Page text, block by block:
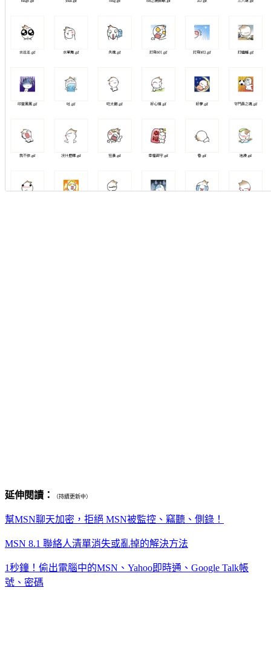
延伸閱讀： （持續更新中）
幫MSN聊天加密，拒絕 MSN被監控、竊聽、側錄！
MSN 8.1 聯絡人清單消失或亂掉的解決方法
1秒鐘！偷出電腦中的MSN、Yahoo即時通、Google Talk帳
號、密碼